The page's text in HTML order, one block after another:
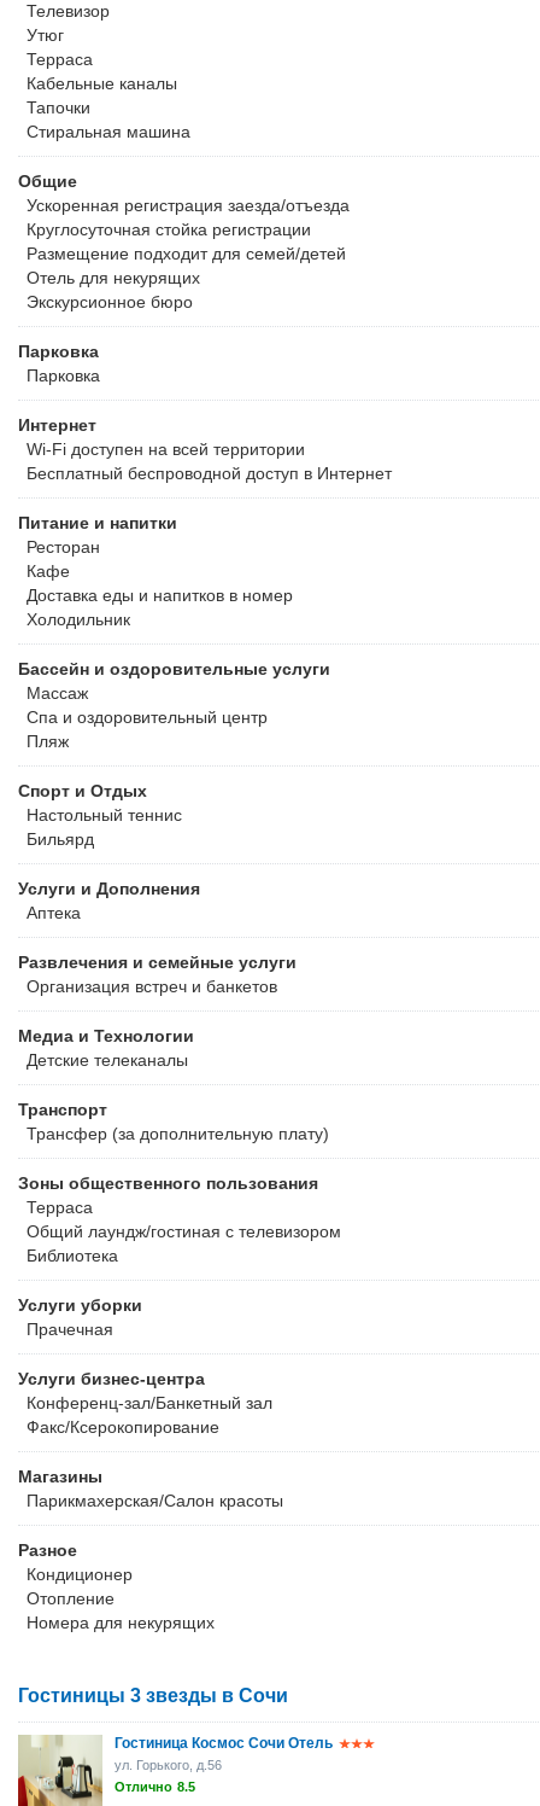
Телевизор
Утюг
Терраса
Кабельные каналы
Тапочки
Стиральная машина
Общие
Ускоренная регистрация заезда/отъезда
Круглосуточная стойка регистрации
Размещение подходит для семей/детей
Отель для некурящих
Экскурсионное бюро
Парковка
Парковка
Интернет
Wi-Fi доступен на всей территории
Бесплатный беспроводной доступ в Интернет
Питание и напитки
Ресторан
Кафе
Доставка еды и напитков в номер
Холодильник
Бассейн и оздоровительные услуги
Массаж
Спа и оздоровительный центр
Пляж
Спорт и Отдых
Настольный теннис
Бильярд
Услуги и Дополнения
Аптека
Развлечения и семейные услуги
Организация встреч и банкетов
Медиа и Технологии
Детские телеканалы
Транспорт
Трансфер (за дополнительную плату)
Зоны общественного пользования
Терраса
Общий лаундж/гостиная с телевизором
Библиотека
Услуги уборки
Прачечная
Услуги бизнес-центра
Конференц-зал/Банкетный зал
Факс/Ксерокопирование
Магазины
Парикмахерская/Салон красоты
Разное
Кондиционер
Отопление
Номера для некурящих
Гостиницы 3 звезды в Сочи
Гостиница Космос Сочи Отель
ул. Горького, д.56
Отлично 8.5